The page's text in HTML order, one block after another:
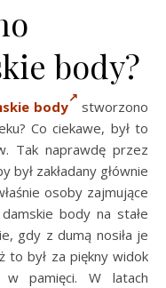
body?
body
stworzono
Co ciekawe, był to
Tak naprawdę przez
zakładany głównie
osoby zajmujące
body na stałe
gdy z dumą nosiła je
to był za piękny widok
pamięci. W latach